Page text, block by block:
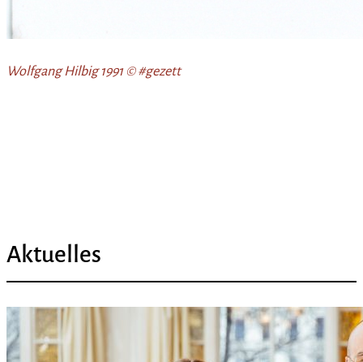
Wolfgang Hilbig 1991 © #gezett
Aktuelles